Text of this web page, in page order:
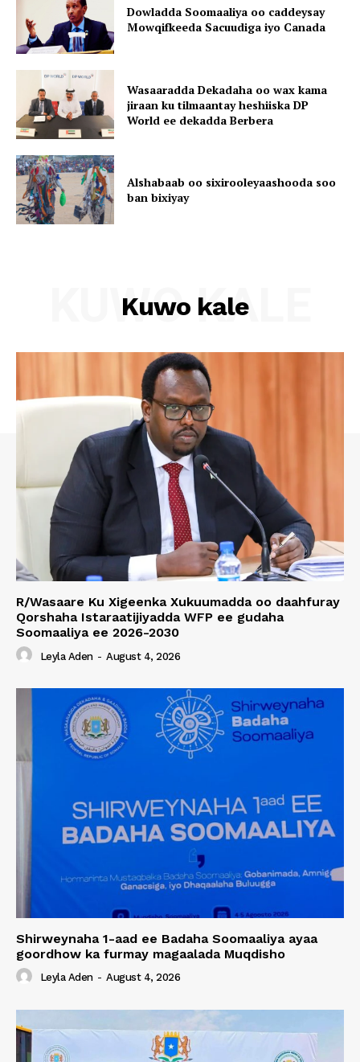
Dowladda Soomaaliya oo caddeysay
Mowqifkeeda Sacuudiga iyo Canada
Wasaaradda Dekadaha oo wax kama
jiraan ku tilmaantay heshiiska DP
World ee dekadda Berbera
Alshabaab oo sixirooleyaashooda soo
ban bixiyay
Kuwo kale
KUWO KALE
R/Wasaare Ku Xigeenka Xukuumadda oo daahfuray
Qorshaha Istaraatijiyadda WFP ee gudaha
Soomaaliya ee 2026-2030
Leyla Aden - August 4, 2026
Shirweynaha 1-aad ee Badaha Soomaaliya ayaa
goordhow ka furmay magaalada Muqdisho
Leyla Aden - August 4, 2026